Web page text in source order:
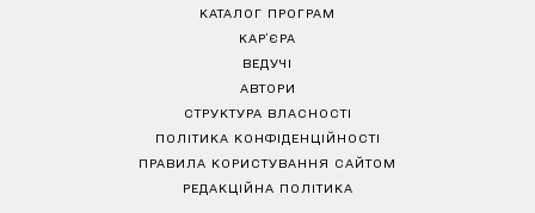
КАТАЛОГ ПРОГРАМ
КАР’ЄРА
ВЕДУЧІ
АВТОРИ
СТРУКТУРА ВЛАСНОСТІ
ПОЛІТИКА КОНФІДЕНЦІЙНОСТІ
ПРАВИЛА КОРИСТУВАННЯ САЙТОМ
РЕДАКЦІЙНА ПОЛІТИКА